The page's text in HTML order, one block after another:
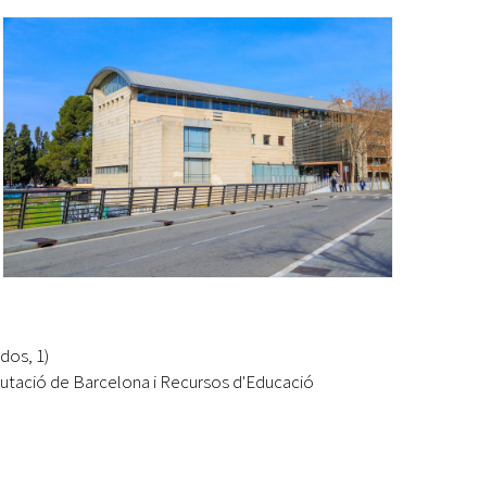
Ètica i Integritat
Retiment de Comptes
Accés a Informació Pública
Dades Obertes
Catàleg de Serveis i Tràmits
Entitats
Equipaments
Mercats Municipals
Webs Municipals
1)
de Barcelona i Recursos d'Educació